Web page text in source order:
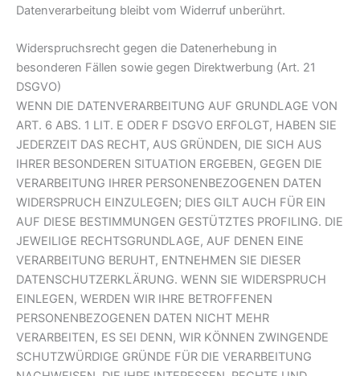
Datenverarbeitung bleibt vom Widerruf unberührt.
Widerspruchsrecht gegen die Datenerhebung in
besonderen Fällen sowie gegen Direktwerbung (Art. 21
DSGVO)
WENN DIE DATENVERARBEITUNG AUF GRUNDLAGE VON
ART. 6 ABS. 1 LIT. E ODER F DSGVO ERFOLGT, HABEN SIE
JEDERZEIT DAS RECHT, AUS GRÜNDEN, DIE SICH AUS
IHRER BESONDEREN SITUATION ERGEBEN, GEGEN DIE
VERARBEITUNG IHRER PERSONENBEZOGENEN DATEN
WIDERSPRUCH EINZULEGEN; DIES GILT AUCH FÜR EIN
AUF DIESE BESTIMMUNGEN GESTÜTZTES PROFILING. DIE
JEWEILIGE RECHTSGRUNDLAGE, AUF DENEN EINE
VERARBEITUNG BERUHT, ENTNEHMEN SIE DIESER
DATENSCHUTZERKLÄRUNG. WENN SIE WIDERSPRUCH
EINLEGEN, WERDEN WIR IHRE BETROFFENEN
PERSONENBEZOGENEN DATEN NICHT MEHR
VERARBEITEN, ES SEI DENN, WIR KÖNNEN ZWINGENDE
SCHUTZWÜRDIGE GRÜNDE FÜR DIE VERARBEITUNG